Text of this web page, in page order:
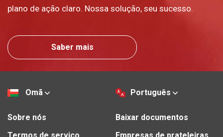
plano de ação claro. Nossa solução, seu sucesso.
Saber mais
Omã Português
Sobre nós
Baixar documentos